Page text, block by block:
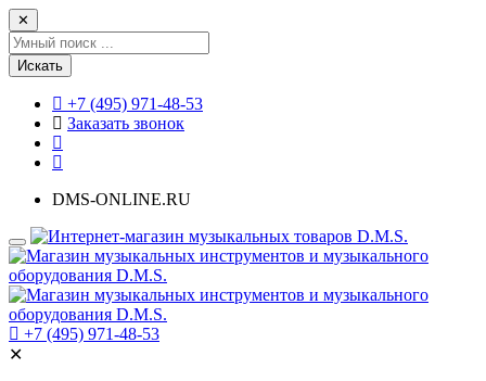
✕
Искать
+7 (495) 971-48-53
Заказать звонок
DMS-ONLINE.RU
+7 (495) 971-48-53
✕